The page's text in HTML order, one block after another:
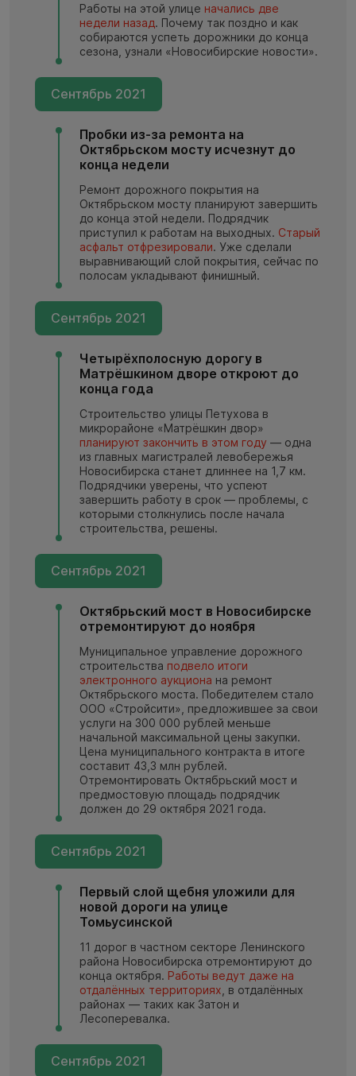
Работы на этой улице начались две
недели назад. Почему так поздно и как
собираются успеть дорожники до конца
сезона, узнали «Новосибирские новости».
Сентябрь 2021
Пробки из-за ремонта на
Октябрьском мосту исчезнут до
конца недели
Ремонт дорожного покрытия на
Октябрьском мосту планируют завершить
до конца этой недели. Подрядчик
приступил к работам на выходных. Старый
асфальт отфрезировали. Уже сделали
выравнивающий слой покрытия, сейчас по
полосам укладывают финишный.
Сентябрь 2021
Четырёхполосную дорогу в
Матрёшкином дворе откроют до
конца года
Строительство улицы Петухова в
микрорайоне «Матрёшкин двор»
планируют закончить в этом году — одна
из главных магистралей левобережья
Новосибирска станет длиннее на 1,7 км.
Подрядчики уверены, что успеют
завершить работу в срок — проблемы, с
которыми столкнулись после начала
строительства, решены.
Сентябрь 2021
Октябрьский мост в Новосибирске
отремонтируют до ноября
Муниципальное управление дорожного
строительства подвело итоги
электронного аукциона на ремонт
Октябрьского моста. Победителем стало
ООО «Стройсити», предложившее за свои
услуги на 300 000 рублей меньше
начальной максимальной цены закупки.
Цена муниципального контракта в итоге
составит 43,3 млн рублей.
Отремонтировать Октябрьский мост и
предмостовую площадь подрядчик
должен до 29 октября 2021 года.
Сентябрь 2021
Первый слой щебня уложили для
новой дороги на улице
Томьусинской
11 дорог в частном секторе Ленинского
района Новосибирска отремонтируют до
конца октября. Работы ведут даже на
отдалённых территориях , в отдалённых
районах — таких как Затон и
Лесоперевалка.
Сентябрь 2021